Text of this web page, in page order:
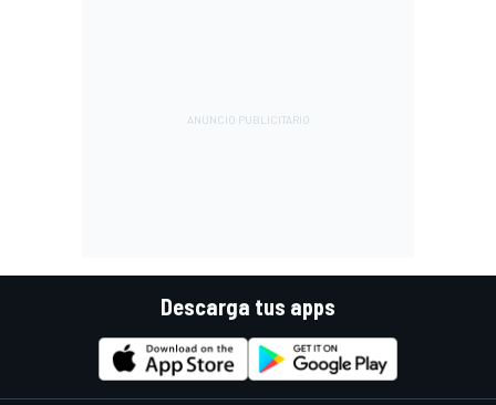
Descarga tus apps